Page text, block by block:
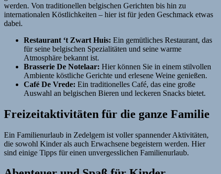
werden. Von traditionellen belgischen Gerichten bis hin zu
internationalen Köstlichkeiten – hier ist für jeden Geschmack etwas
dabei.
Restaurant ‘t Zwart Huis: Ein gemütliches Restaurant, das
für seine belgischen Spezialitäten und seine warme
Atmosphäre bekannt ist.
Brasserie De Notelaar: Hier können Sie in einem stilvollen
Ambiente köstliche Gerichte und erlesene Weine genießen.
Café De Vrede: Ein traditionelles Café, das eine große
Auswahl an belgischen Bieren und leckeren Snacks bietet.
Freizeitaktivitäten für die ganze Familie
Ein Familienurlaub in Zedelgem ist voller spannender Aktivitäten,
die sowohl Kinder als auch Erwachsene begeistern werden. Hier
sind einige Tipps für einen unvergesslichen Familienurlaub.